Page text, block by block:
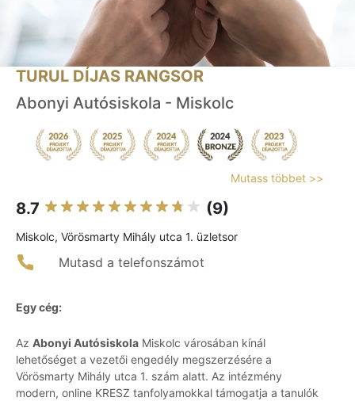
TURUL DÍJAS RANGSOR
Abonyi Autósiskola - Miskolc
Mutass többet >>
8.7 (9)
Miskolc, Vörösmarty Mihály utca 1. üzletsor
Mutasd a telefonszámot
Egy cég:
Az Abonyi Autósiskola Miskolc városában kínál
lehetőséget a vezetői engedély megszerzésére a
Vörösmarty Mihály utca 1. szám alatt. Az intézmény
modern, online KRESZ tanfolyamokkal támogatja a tanulók